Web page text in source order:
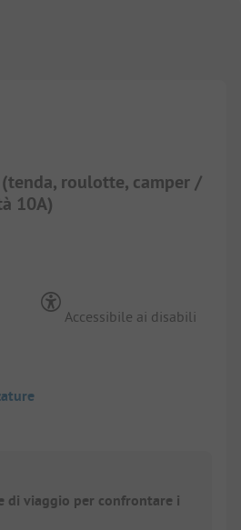
roulotte, camper /
10A)
Accessibile ai disabili
di viaggio per confrontare i